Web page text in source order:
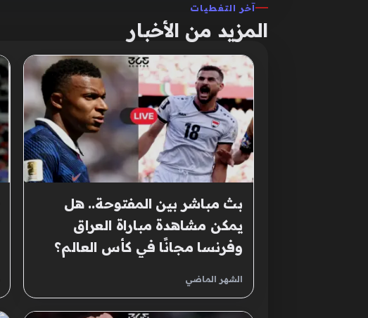
آخر التغطيات
المزيد من الأخبار
بث مباشر بين المفتوحة.. هل
يمكن مشاهدة مباراة العراق
وفرنسا مجانًا في كأس العالم؟
الشهر الماضي